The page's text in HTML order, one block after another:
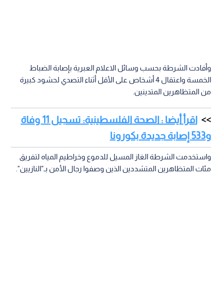
وأفادت الشرطة بحسب وسائل الاعلام العبرية بإصابة الضباط
الخمسة واعتقال 4 أشخاص على الأقل أثناء التصدي لحشود كبيرة
من المتظاهرين المتدينين.
اقرأ أيضا : الصحة الفلسطينية: تسجيل 11 وفاة
و533 إصابة جديدة بكورونا
واستخدمت الشرطة الغاز المسيل للدموع وخراطيم المياه لتفريق
مئات المتظاهرين المتشددين الذين وصفوا رجال الأمن بـ"النازيين".